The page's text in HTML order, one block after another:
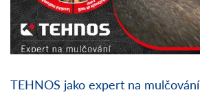
TEHNOS jako expert na mulčování